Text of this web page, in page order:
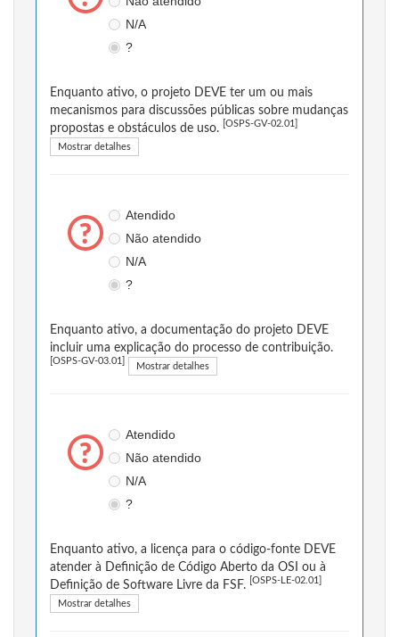
N/A
?
Enquanto ativo, o projeto DEVE ter um ou mais
mecanismos para discussões públicas sobre mudanças
propostas e obstáculos de uso.
[OSPS-GV-02.01]
Mostrar detalhes
Atendido
Não atendido
N/A
?
Enquanto ativo, a documentação do projeto DEVE
incluir uma explicação do processo de contribuição.
[OSPS-GV-03.01] Mostrar detalhes
Atendido
Não atendido
N/A
?
Enquanto ativo, a licença para o código-fonte DEVE
atender à Definição de Código Aberto da OSI ou à
Definição de Software Livre da FSF.
[OSPS-LE-02.01]
Mostrar detalhes